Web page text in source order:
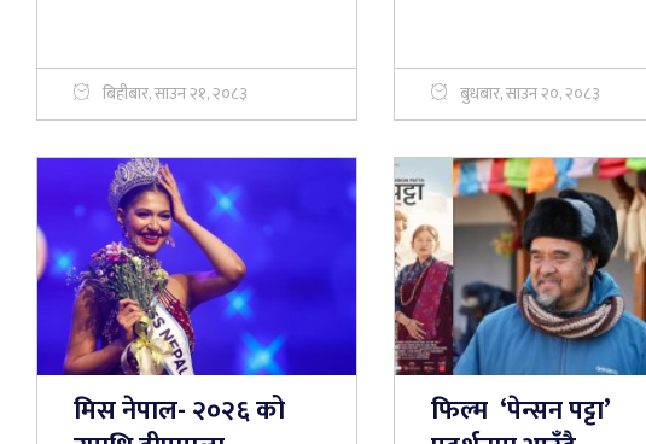
बिहीबार, साउन २१, २०८३ बुधबार, साउन २०, २०८३
मिस नेपाल- २०२६ को
फिल्म ‘पेन्सन पट्टा’